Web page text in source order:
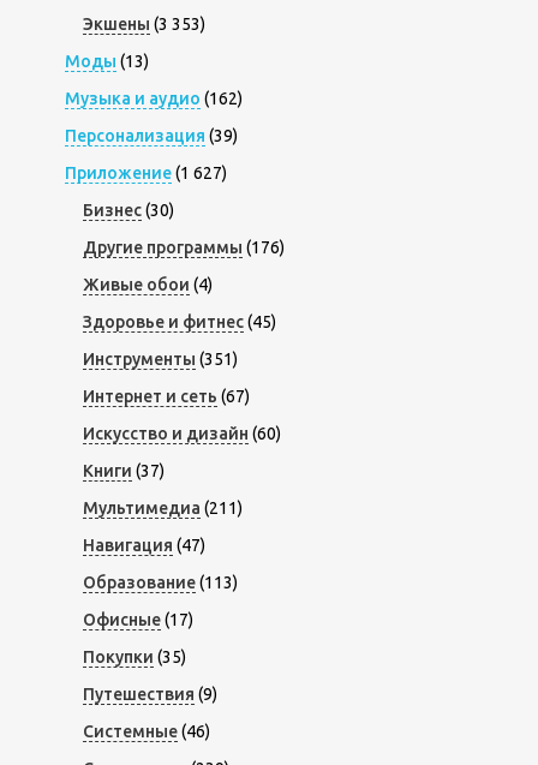
Экшены (3 353)
Моды (13)
Музыка и аудио (162)
Персонализация (39)
Приложение(1 627)
Бизнес(30)
Другие программы (176)
Живые обои (4)
Здоровье и фитнес(45)
Инструменты (351)
Интернет и сеть (67)
Искусство и дизайн (60)
Книги (37)
Мультимедиа (211)
Навигация (47)
Образование(113)
Офисные(17)
Покупки (35)
Путешествия (9)
Системные(46)